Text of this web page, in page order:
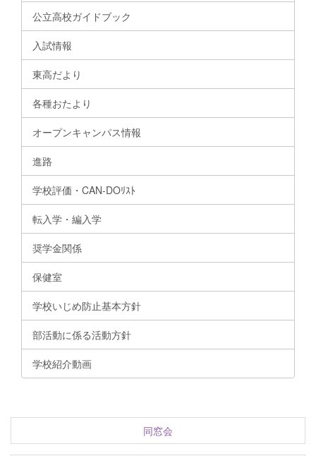
公立高校ガイドブック
入試情報
東高だより
各種おたより
オープンキャンパス情報
進路
学校評価・CAN-DOﾘｽﾄ
転入学・編入学
奨学金関係
保健室
学校いじめ防止基本方針
部活動に係る活動方針
学校紹介動画
同窓会